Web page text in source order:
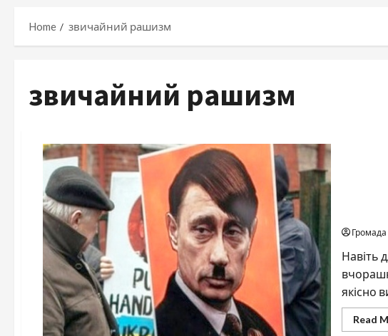
Home звичайний рашизм
звичайний рашизм
Навіть
якісно
Read